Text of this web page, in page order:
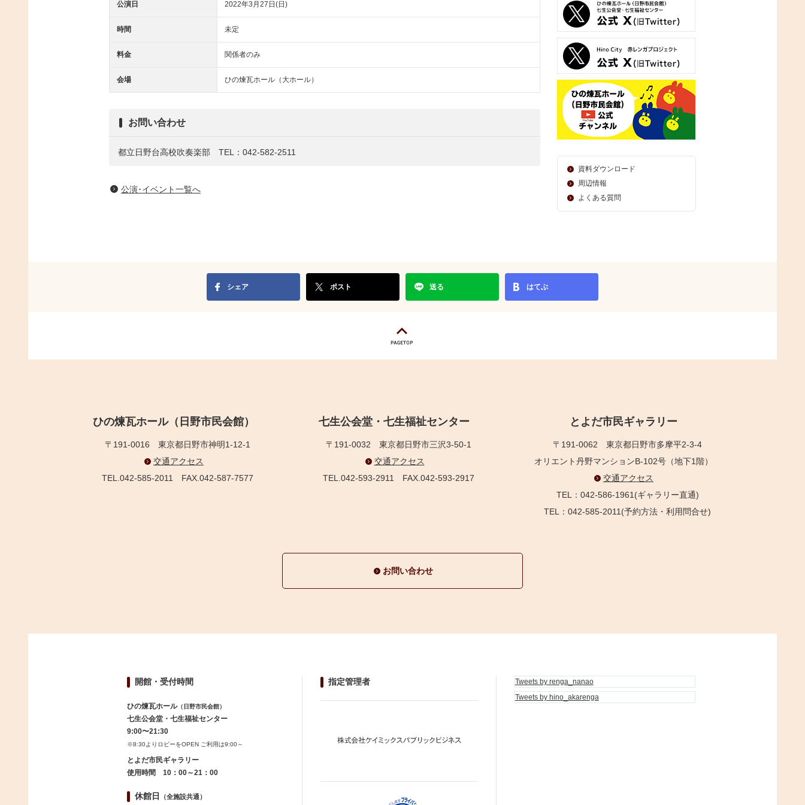
公演日 2022年3月27日(日)
時間 未定
料金 関係者のみ
会場 ひの煉瓦ホール（大ホール）
お問い合わせ
都立日野台高校吹奏楽部 TEL：042-582-2511
公演･イベント一覧へ
資料ダウンロード
周辺情報
よくある質問
シェア ポスト 送る はてぶ
ひの煉瓦ホール（日野市民会館）
〒191-0016 東京都日野市神明1-12-1
交通アクセス
TEL.042-585-2011 FAX.042-587-7577
七生公会堂・七生福祉センター
〒191-0032 東京都日野市三沢3-50-1
交通アクセス
TEL.042-593-2911 FAX.042-593-2917
とよだ市民ギャラリー
〒191-0062 東京都日野市多摩平2-3-4
オリエント丹野マンションB-102号（地下1階）
交通アクセス
TEL：042-586-1961(ギャラリー直通)
TEL：042-585-2011(予約方法・利用問合せ)
お問い合わせ
開館・受付時間
ひの煉瓦ホール（日野市民会館）
七生公会堂・七生福祉センター
9:00〜21:30
※8:30よりロビーをOPEN ご利用は9:00～
とよだ市民ギャラリー
使用時間 10：00～21：00
休館日 （全施設共通）
指定管理者
Tweets by renga_nanao
Tweets by hino_akarenga